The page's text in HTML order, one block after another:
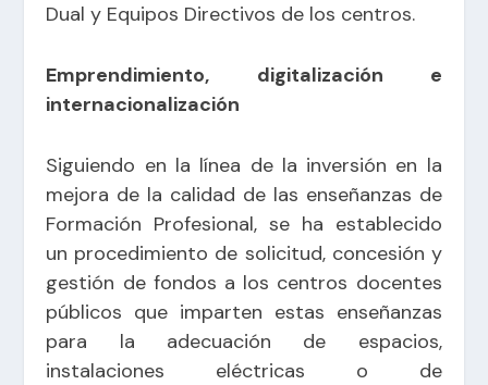
Dual y Equipos Directivos de los centros.
Emprendimiento, digitalización e
internacionalización
Siguiendo en la línea de la inversión en la
mejora de la calidad de las enseñanzas de
Formación Profesional, se ha establecido
un procedimiento de solicitud, concesión y
gestión de fondos a los centros docentes
públicos que imparten estas enseñanzas
para la adecuación de espacios,
instalaciones eléctricas o de